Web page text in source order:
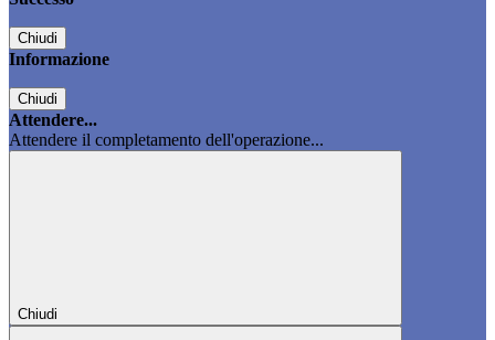
Chiudi
Informazione
Chiudi
Attendere...
Attendere il completamento dell'operazione...
Chiudi